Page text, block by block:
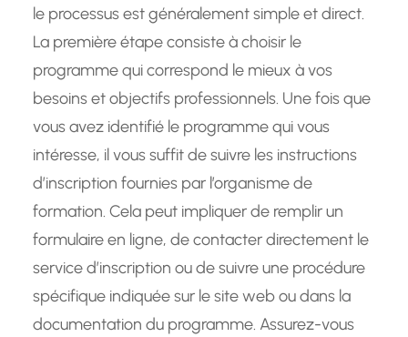
le processus est généralement simple et direct.
La première étape consiste à choisir le
programme qui correspond le mieux à vos
besoins et objectifs professionnels. Une fois que
vous avez identifié le programme qui vous
intéresse, il vous suffit de suivre les instructions
d’inscription fournies par l’organisme de
formation. Cela peut impliquer de remplir un
formulaire en ligne, de contacter directement le
service d’inscription ou de suivre une procédure
spécifique indiquée sur le site web ou dans la
documentation du programme. Assurez-vous